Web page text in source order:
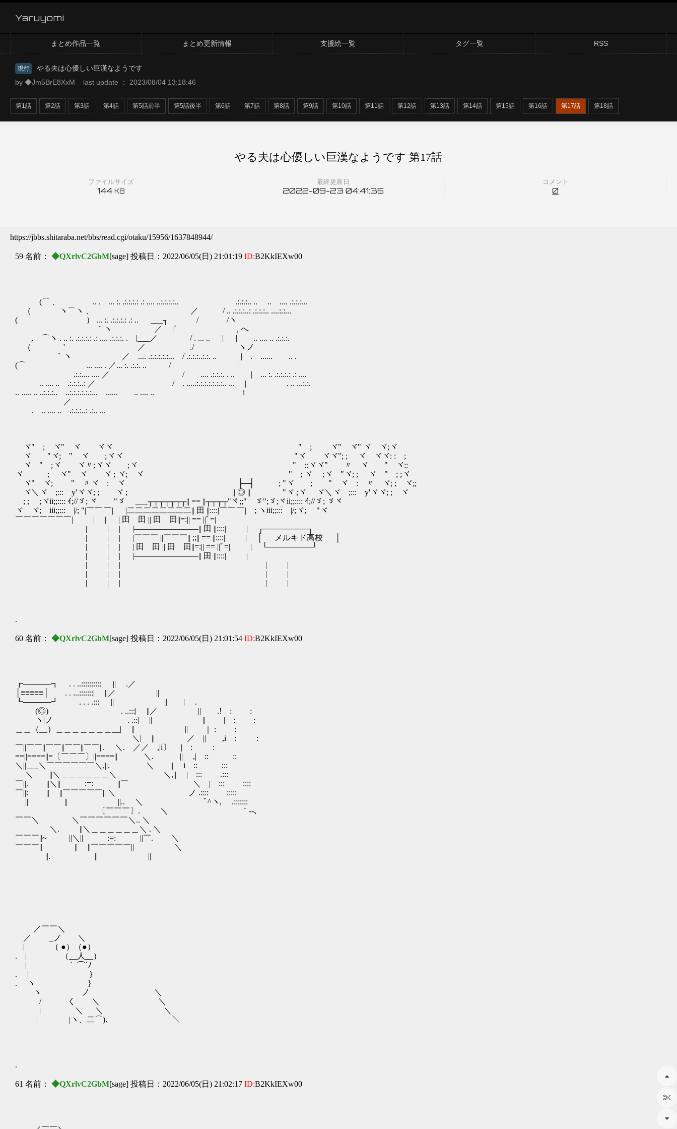
Yaruyomi
まとめ作品一覧 まとめ更新情報 支援絵一覧 タグ一覧 RSS
現行
やる夫は心優しい巨漢なようです
by ◆Jm5BrE8XxM last update ： 2023/08/04 13:18:46
第1話 第2話 第3話 第4話 第5話前半 第5話後半 第6話 第7話 第8話 第9話 第10話 第11話 第12話 第13話 第14話 第15話 第16話 第17話 第18話
ファイルサイズ
144 KB
最終更新日
2022-09-23 04:41:35
コメント
0
やる夫は心優しい巨漢なようです 第17話
https://jbbs.shitaraba.net/bbs/read.cgi/otaku/15956/1637848944/
59 名前： ◆QXrlvC2GbM[sage] 投稿日：2022/06/05(日) 21:01:19 ID:B2KkIEXw00
(⌒ 、 .. . ... :. .:.:.:.: .: .... ..:.:.:.:.. .:.:.:.. .. .. .... .:.:.:...
（ ヽ⌒ヽ 、 ／ / .. .:.:.:..: .:.:.:.. ....:.:...
( ） ... :. .:.:.:.: .: .. ___┐ / /ヽ
｀ヽ ／ |´ , へ
, ⌒ヽ . .. :. .:.:.:.: .: .... .:.:.:. . |___／ / . ... .. | | .. .... .. .:.:.:.
（ ' ／ ./ ヽノ
ゝ ｀ヽ ／ .... .:.:.:.:.:... / .:.:.:..:.:. .. | . ...... .. .
(⌒ ... .... . ／... :. .:.:. .. / |
.:.:.... .... ／ / .... .:.:.:. . .. | ... :. .:.:.:.: .: ....
.. .... .. .:.:.:..: ／ / . .....:.:.:.:.:.:.:.. ... | . .. ...:.:.
.. ..... .. ..:.:.:.. ..:.:.:.:.:.:... ...... .. .... .. i
／
. .. .... .. .:.:.:..: .:.. ...
ヾ" ;ゞヾ"ゞヾ ゞヾヾ "ゞ; ゞヾ" ヾ" ヾゞヾ;ヾ
ゞヾ "ヾ;ゞ"ゞヾ ゞ;ヾヾ "ヾ ゞヾヾ"; ; ゞヾ ヾヾ: :ゞ;
ヾゞ"ゞ;ヾ ゞヾ〃;ヾヾ ゞ;ヾ "ゞ::ヾヾ"ゞ 〃ゞヾ ゞ"ゞヾ::
ヾ ゞ; ゞヾ"ゞヾ ゞヾ ; ヾ;ゞヾ "ゞ; ヾ ;ヾゞ"ヾ; ; ゞヾ "ゞ; ;ヾ
ゞヾ"ゞヾ; ゞゞ"ゞ〃ヾ :ゞヾ ├─┤ ; "ヾゞ ;ゞ "ゞヾ :ゞ〃ゞヾ; ;ゞヾ;;
ヾ＼ヾゞ;::: y'ヾヾ; ;ゞ ヾ ; || ◎ || "ヾ ;ヾ ヾ＼ヾゞ;::: y'ヾヾ; ;ゞヾ
ゞ; ; ゞ;ヾii;;:::: ｲ;//ゞ; ヾ "ゞ ___┬┬┬┬┬┬┬|| == ||┬┬┬┬"ヾ;;" ゞ";ゞ;ヾii;;:::: ｲ;//ゞ; ゞヾ
ヾ ヾ;ゞiii;;::: |/; "|￣￣|￣| |二二二二二二二二|| 田 ||::::|￣￣|￣|ゞ; ヽiii;;::: |/;ヾ;ゞ "ヾ
￣￣￣￣￣￣￣| | | | 田 田 || 田 田||=:|| == ||ﾞ=| | ￣￣￣￣￣￣￣￣￣￣￣
| | | |――――――――|| 田 ||::::| | ┌────────┐
| | | |￣￣￣ ||￣￣￣|| ;;|| == ||::::| | │ メルキド高校 │
| | | | 田 田 || 田 田||=:|| == ||ﾞ=| | └────────┘
| | | |――――――――|| 田 ||::::| |
| | | | |
| | | | |
| | | | |
.
60 名前： ◆QXrlvC2GbM[sage] 投稿日：2022/06/05(日) 21:01:54 ID:B2KkIEXw00
┏─────┓ . . ..::::::::::| || .／
│≡≡≡≡≡│ . . ...:::::::| ||／ ||
┗─────┛ . . . .:::| || || | .
(◎) . ..:::| ||／ || .! : :
ヽ|ノ . .::| || || | : :
＿＿（__）＿＿＿＿＿＿＿__| || || ｜ : :
＼| || ／ || ,i : :
￣||￣￣||￣￣||￣￣||￣￣||. ＼. ／／ ,|i〕 | : :
==||====||=〔￣￣￣〕||====|| ＼. || ,| :: ::
＼||＿_＼￣￣￣￣￣￣＼,||. ＼ || i :: :::
＼ ||＼＿＿＿＿＿＿＼ ＼,|| | ::: .:::
￣||. ||＼|| :=: ||￣ ＼ | ::: ::::
￣||: || ||￣￣￣￣￣|| ＼ ノ .:::: :::::
|| || ||.. ＼ ﾞ^ヽ, .:::::::
〔￣￣￣〕. ＼ ｀--､
￣￣＼ ＼￣￣￣￣￣￣＼.. ＼
＼. ||＼＿＿＿＿＿＿＼ . ＼
￣￣￣||~ ||＼|| :=: ||￣. ＼
￣￣￣|| || ||￣￣￣￣￣|| ＼
||. || ||
／￣￣＼
／ _ノ ＼
| （ ●）（●）
. | （__人__）
| ｀ ⌒´ﾉ
. | }
. ヽ }
ヽ ノ ＼
/ く ＼ ＼
| ＼ ＼ ＼
| |ヽ、二⌒)､ ＼
.
61 名前： ◆QXrlvC2GbM[sage] 投稿日：2022/06/05(日) 21:02:17 ID:B2KkIEXw00